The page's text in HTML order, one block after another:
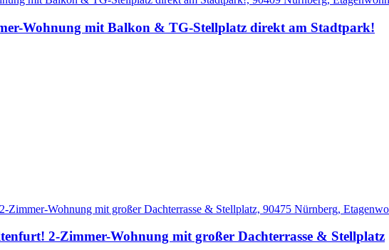
Wohnung mit Balkon & TG-Stellplatz direkt am Stadtpark!
2-Zimmer-Wohnung mit großer Dachterrasse & Stellplatz